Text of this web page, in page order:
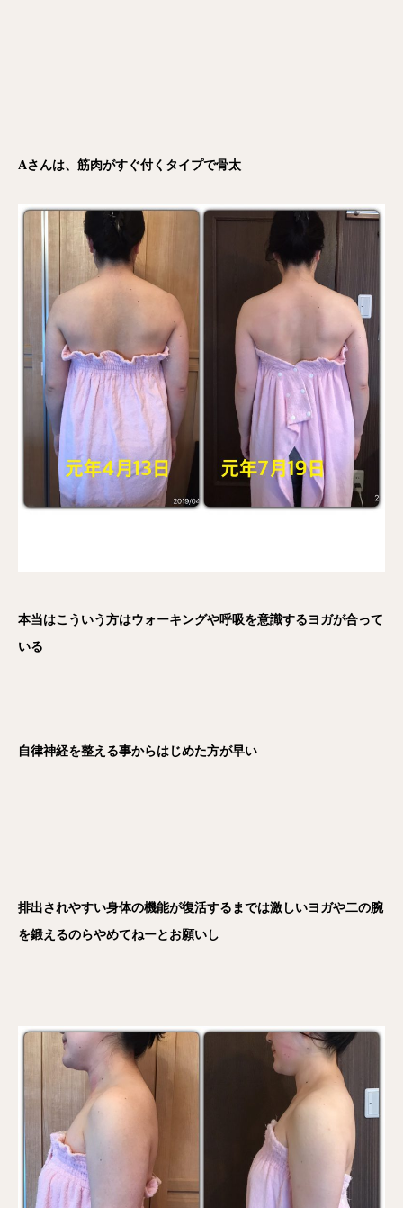
Aさんは、筋肉がすぐ付くタイプで骨太
本当はこういう方はウォーキングや呼吸を意識するヨガが合って
いる
自律神経を整える事からはじめた方が早い
排出されやすい身体の機能が復活するまでは激しいヨガや二の腕
を鍛えるのらやめてねーとお願いし